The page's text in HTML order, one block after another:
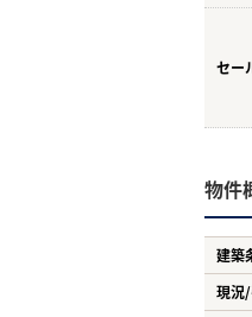
セー
物件
建築
現況